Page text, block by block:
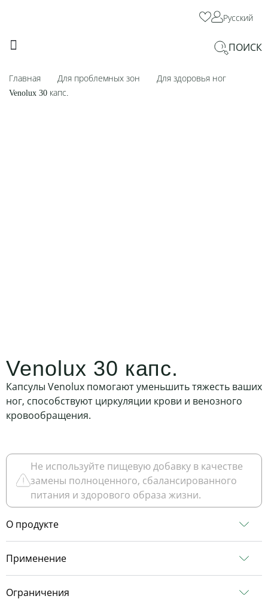
Русский
ПОИСК
Главная Для проблемных зон
Для здоровья ног
Venolux 30 капс.
Venolux 30 капс.
Капсулы Venolux помогают уменьшить тяжесть ваших
ног, способствуют циркуляции крови и венозного
кровообращения.
Не используйте пищевую добавку в качестве
замены полноценного, сбалансированного
питания и здорового образа жизни.
О продукте
Применение
Ограничения